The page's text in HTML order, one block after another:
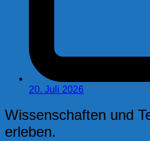
20. Juli 2026
Wissenschaften und
erleben.